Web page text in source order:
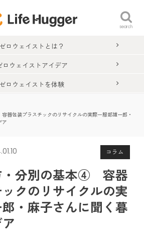
search
ゼロウェイストとは？
ロウェイストアイデア
ゼロウェイストを体験
器包装プラスチックのリサイクルの実際ー服部雄一郎・
ア
コラム
・分別の基本④ 容器
クのリサイクルの実
・麻子さんに聞く暮